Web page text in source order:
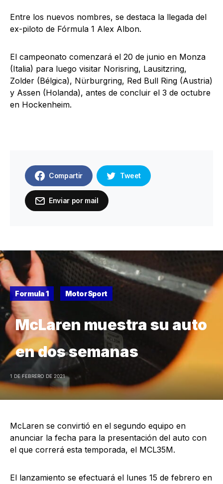
Entre los nuevos nombres, se destaca la llegada del
ex-piloto de Fórmula 1 Alex Albon.
El campeonato comenzará el 20 de junio en Monza
(Italia) para luego visitar Norisring, Lausitzring,
Zolder (Bélgica), Nürburgring, Red Bull Ring (Austria)
y Assen (Holanda), antes de concluir el 3 de octubre
en Hockenheim.
Compartir Tweet
Enviar por mail
Formula 1 MotorSport
McLaren muestra su auto
en dos semanas
1 DE FEBRERO DE 2021
McLaren se convirtió en el segundo equipo en
anunciar la fecha para la presentación del auto con
el que correrá esta temporada, el MCL35M.
El lanzamiento se efectuará el lunes 15 de febrero en